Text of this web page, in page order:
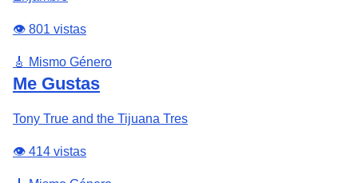
👁️ 801 vistas
🎸 Mismo Género
Me Gustas
Tony True and the Tijuana Tres
👁️ 414 vistas